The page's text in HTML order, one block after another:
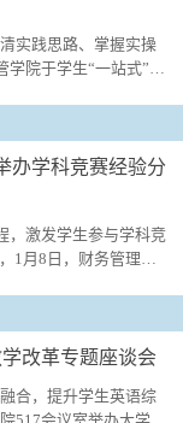
实践思路、掌握实操
学院于学生“一站式”社
，辅导员吕欣哲开展
航强调，社会实践是
意义深远，希望同学
办学科竞赛经验分
，激发学生参与学科竞
1月8日，财务管理专
，2023级庄丽娟同学
丽娟以“为什么要参加
个维度深入剖析了竞
改革专题座谈会
合，提升学生英语综